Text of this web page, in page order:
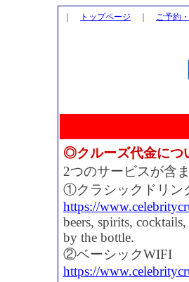
トップページ ご予約
◎クルーズ代金につ
2つのサービスが含
①クラシックドリン
https://
beers, spirits,
by the bottle.
②ベーシックWIFI
https://